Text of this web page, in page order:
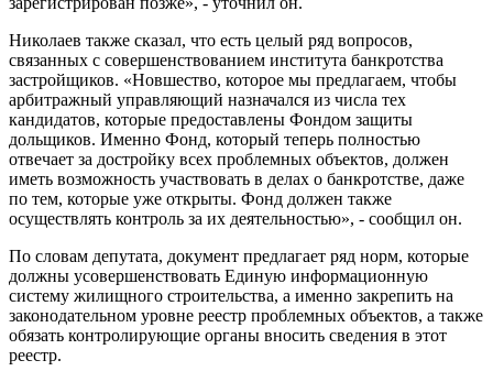
Николаев также сказал, что есть целый ряд вопросов,
связанных с совершенствованием института банкротства
застройщиков. «Новшество, которое мы предлагаем, чтобы
арбитражный управляющий назначался из числа тех
кандидатов, которые предоставлены Фондом защиты
дольщиков. Именно Фонд, который теперь полностью
отвечает за достройку всех проблемных объектов, должен
иметь возможность участвовать в делах о банкротстве, даже
по тем, которые уже открыты. Фонд должен также
осуществлять контроль за их деятельностью», - сообщил он.
По словам депутата, документ предлагает ряд норм, которые
должны усовершенствовать Единую информационную
систему жилищного строительства, а именно закрепить на
законодательном уровне реестр проблемных объектов, а также
обязать контролирующие органы вносить сведения в этот
реестр.